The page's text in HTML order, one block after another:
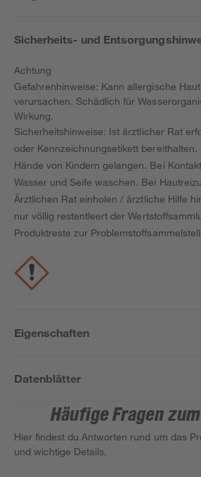
Sicherheits- und
Achtung
Gefahrenhinweise: Kann allergische
verursachen. Schädlich für
Wirkung.
Sicherheitshinweise: Ist ärztlicher Rat
oder Kennzeichnungsetikett bereithalten.
Hände von Kindern gelangen. Bei
Wasser und Seife waschen. Bei
Ärztlichen Rat einholen / ärztliche Hilfe
nur völlig restentleert der
Produktreste zur
Eigenschaften
Datenblätter
Häufige Fragen
Hier findest du Antworten rund um das
und wichtige Details.